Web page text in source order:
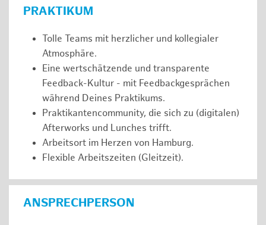
PRAKTIKUM
Tolle Teams mit herzlicher und kollegialer
Atmosphäre.
Eine wertschätzende und transparente
Feedback-Kultur - mit Feedbackgesprächen
während Deines Praktikums.
Praktikantencommunity, die sich zu (digitalen)
Afterworks und Lunches trifft.
Arbeitsort im Herzen von Hamburg.
Flexible Arbeitszeiten (Gleitzeit).
ANSPRECHPERSON